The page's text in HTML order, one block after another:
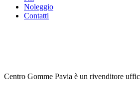
Noleggio
Contatti
Centro Gomme Pavia è un rivenditore